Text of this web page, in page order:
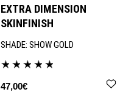
EXTRA DIMENSION
SKINFINISH
SHADE: SHOW GOLD
47,00€